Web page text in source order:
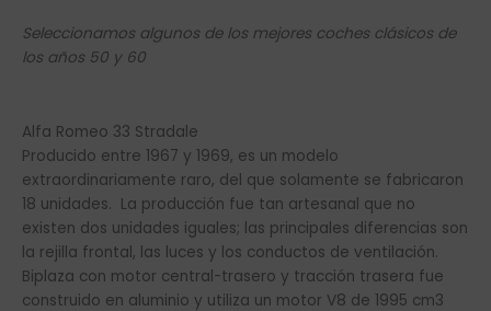
Seleccionamos algunos de los mejores coches clásicos de
los años 50 y 60
Alfa Romeo 33 Stradale
Producido entre 1967 y 1969, es un modelo
extraordinariamente raro, del que solamente se fabricaron
18 unidades. La producción fue tan artesanal que no
existen dos unidades iguales; las principales diferencias son
la rejilla frontal, las luces y los conductos de ventilación.
Biplaza con motor central-trasero y tracción trasera fue
construido en aluminio y utiliza un motor V8 de 1995 cm3